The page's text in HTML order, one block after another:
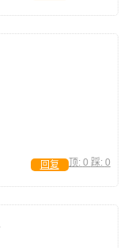
顶: 0 踩: 0
回复